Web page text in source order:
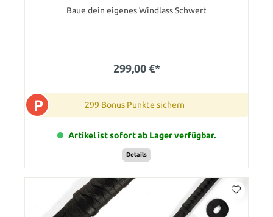
Baue dein eigenes Windlass Schwert
299,00 €*
P 299 Bonus Punkte sichern
Artikel ist sofort ab Lager verfügbar.
Details